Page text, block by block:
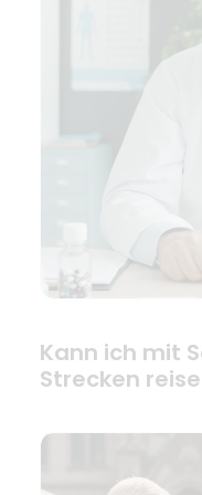
Kann ich mit
Strecken